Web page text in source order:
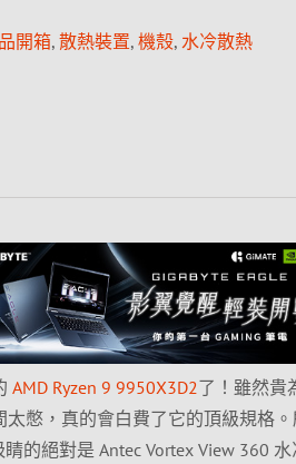
開箱, 散熱裝置, 機殼, 水冷散熱
AMD Ryzen 9 9950X3D2了！雖然貴
憋，真的會白費了它的頂級規格
的絕對是 Antec Vortex View 360